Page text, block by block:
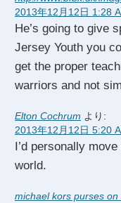
2013年12月12日 1:28
He’s going to give
Jersey Youth you
get the proper
warriors and not
Elton Cochrum より:
2013年12月12日 5:20
I’d personally
world.
michael kors purses on